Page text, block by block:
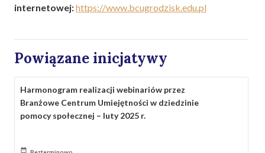
internetowej:https://www.bcugrodzisk.edu.pl
Powiązane inicjatywy
Harmonogram realizacji webinariów przez
Branżowe Centrum Umiejętności w dziedzinie
pomocy społecznej – luty 2025 r.